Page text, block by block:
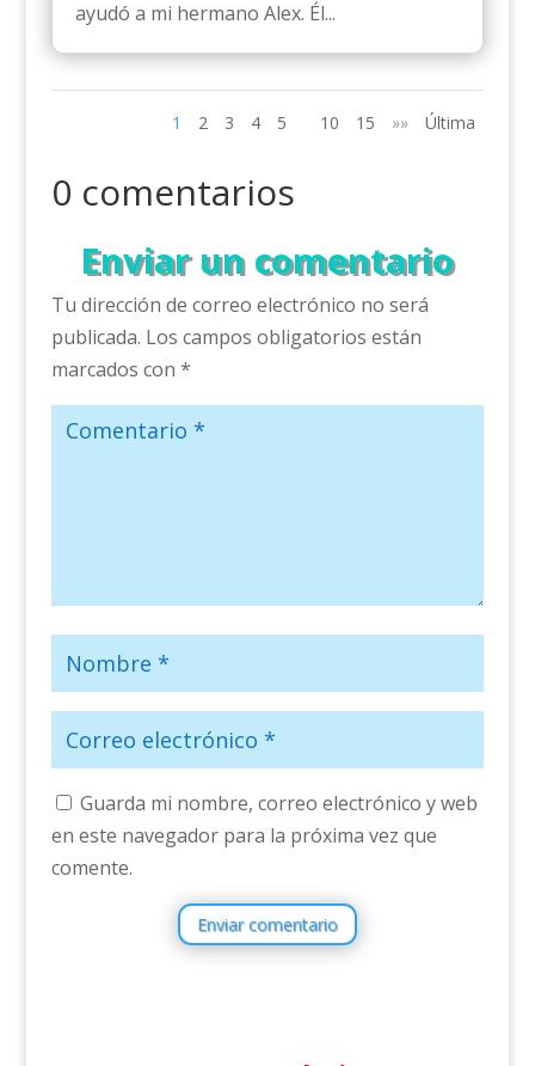
ayudó a mi hermano Alex. Él...
1 2 3 4 5 10 15 »» Última
0 comentarios
Enviar un comentario
Tu dirección de correo electrónico no será
publicada. Los campos obligatorios están
marcados con *
Guarda mi nombre, correo electrónico y web
en este navegador para la próxima vez que
comente.
Enviar comentario